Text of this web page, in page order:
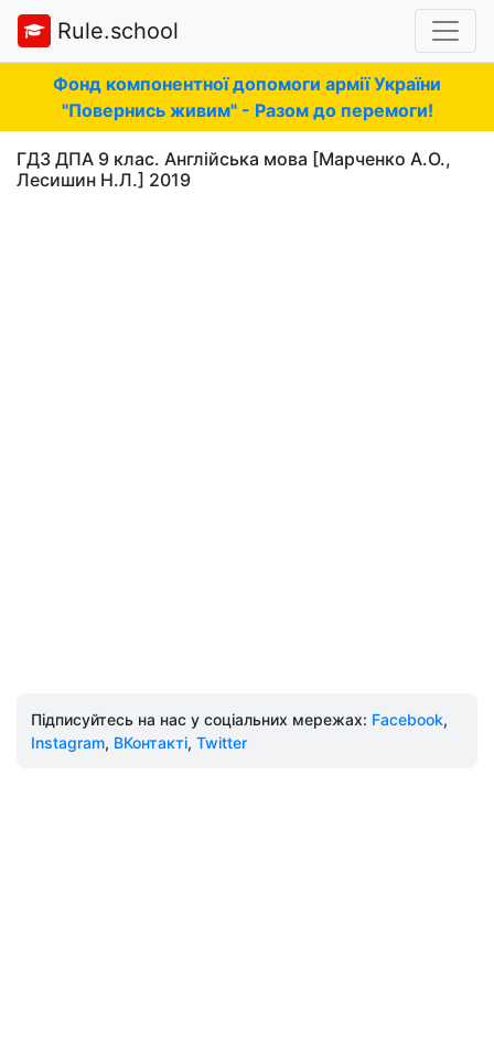
Rule.school
Фонд компонентної допомоги армії України
"Повернись живим" - Разом до перемоги!
ГДЗ ДПА 9 клас. Англійська мова [Марченко А.О.,
Лесишин Н.Л.] 2019
Підписуйтесь на нас у соціальних мережах: Facebook,
Instagram, ВКонтакті, Twitter